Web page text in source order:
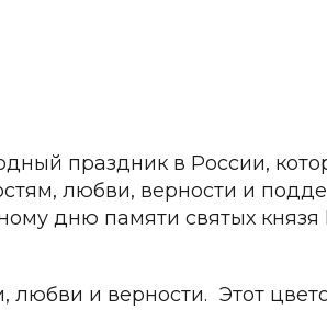
праздник в России,
любви, верности и
дню памяти святых
и верности. Этот